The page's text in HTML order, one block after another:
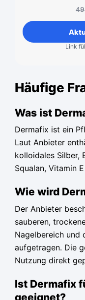
Link
Häufige
Was ist
Dermafix ist ein
Laut Anbieter
kolloidales Silber,
Squalan, Vitamin
Wie wird
Der Anbieter
sauberen,
Nagelbereich und
aufgetragen. Die
Nutzung direkt
Ist Dermafix
geeignet?